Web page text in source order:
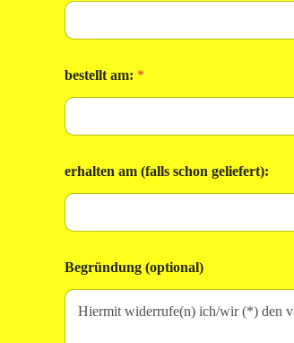
e
r
l
t
n
bestellt am: *
erhalten am (falls schon geliefert):
Begründung (optional)